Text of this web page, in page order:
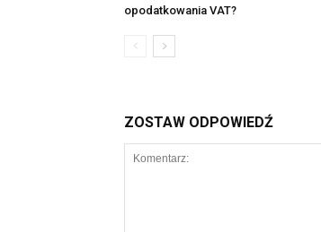
opodatkowania VAT?
ZOSTAW ODPOWIEDŹ